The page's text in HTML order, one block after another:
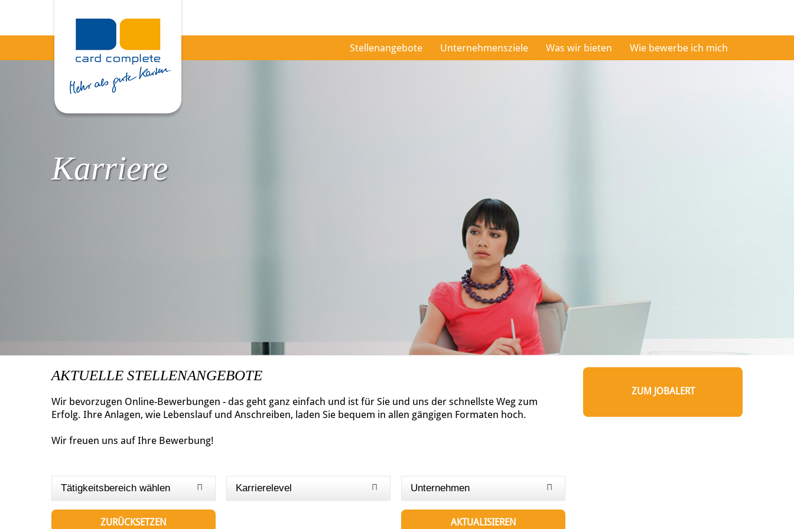
Stellenangebote Unternehmensziele Was wir bieten Wie bewerbe ich mich
Karriere
AKTUELLE STELLENANGEBOTE
Wir bevorzugen Online-Bewerbungen - das geht ganz einfach und ist für Sie und uns der schnellste Weg zum
Erfolg. Ihre Anlagen, wie Lebenslauf und Anschreiben, laden Sie bequem in allen gängigen Formaten hoch.
Wir freuen uns auf Ihre Bewerbung!
Tätigkeitsbereich wählen Karrierelevel Unternehmen
ZURÜCKSETZEN AKTUALISIEREN
ZUM JOBALERT